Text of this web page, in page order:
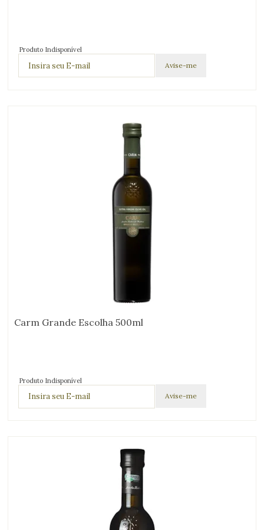
Produto Indisponível
Carm Grande Escolha 500ml
Produto Indisponível